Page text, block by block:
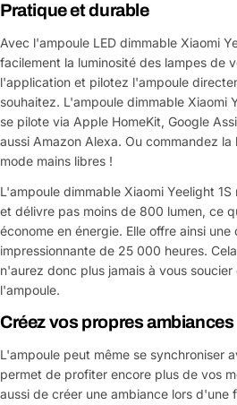
Pratique et durable
Avec l'ampoule LED dimmable Xiaomi
facilement la luminosité des lampes de
l'application et pilotez l'ampoule
souhaitez. L'ampoule dimmable Xiaomi
se pilote via Apple HomeKit, Google
aussi Amazon Alexa. Ou commandez
mode mains libres !
L'ampoule dimmable Xiaomi Yeelight
et délivre pas moins de 800 lumen, ce
économe en énergie. Elle offre ainsi une
impressionnante de 25 000 heures.
n'aurez donc plus jamais à vous
l'ampoule.
Créez vos propres ambiances
L'ampoule peut même se synchroniser
permet de profiter encore plus de vos
aussi de créer une ambiance lors d'une